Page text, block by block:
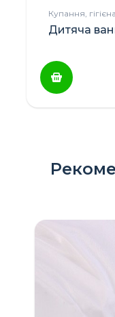
Купання,
Дитяча